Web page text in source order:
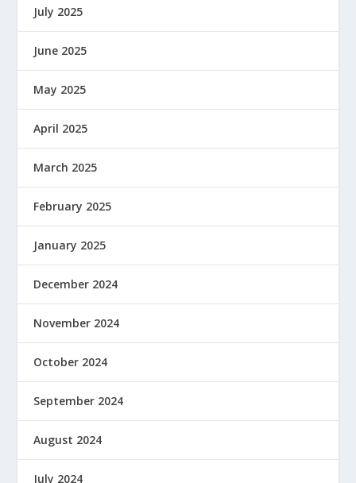
July 2025
June 2025
May 2025
April 2025
March 2025
February 2025
January 2025
December 2024
November 2024
October 2024
September 2024
August 2024
July 2024